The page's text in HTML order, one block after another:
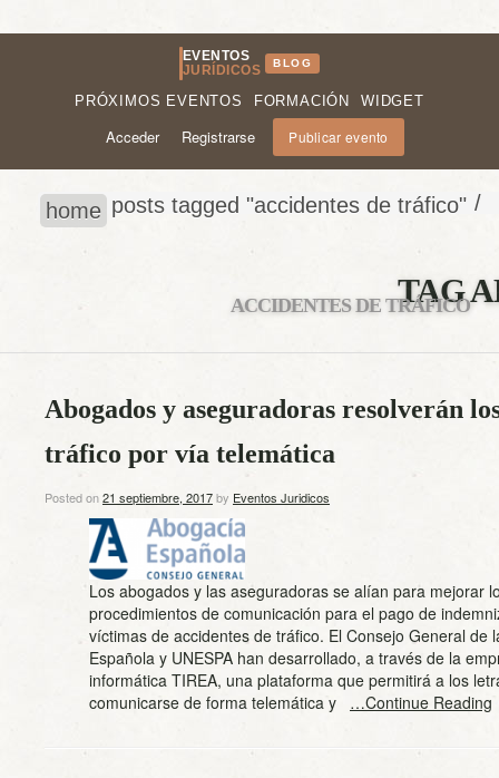
EVENTOS
JURÍDICOS
BLOG
PRÓXIMOS EVENTOS FORMACIÓN WIDGET
Acceder Registrarse Publicar evento
home /
posts tagged "accidentes de tráfico"
TAG
ACCIDENTES DE TRÁFICO
Abogados y aseguradoras resolverán
tráfico por vía telemática
Posted on21 septiembre, 2017by Eventos Juridicos
Los abogados y las aseguradoras se alían para mejorar
procedimientos de comunicación para el pago de
víctimas de accidentes de tráfico. El Consejo General de
Española y UNESPA han desarrollado, a través de la
informática TIREA, una plataforma que permitirá a los
comunicarse de forma telemática y …Continue Reading